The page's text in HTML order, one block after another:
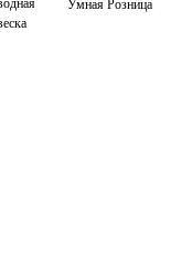
Умная Розница